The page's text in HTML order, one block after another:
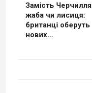
Замість Черчилля
жаба чи лисиця:
британці оберуть
нових...